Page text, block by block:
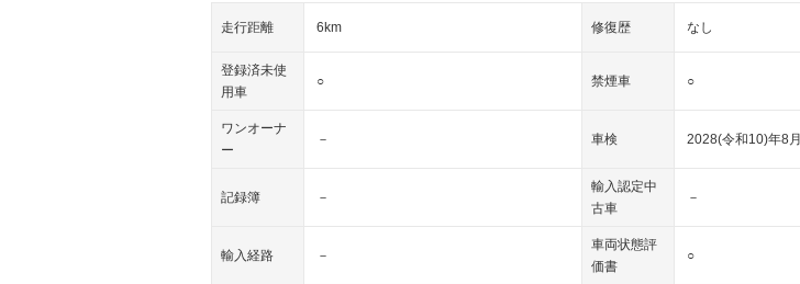
走行距離 6km 修復歴 なし
登録済未使
用車
○ 禁煙車 ○
ワンオーナ
ー
－ 車検 2028(令和10)年8月
記録簿 －
輸入認定中
古車
－
輸入経路 －
車両状態評
価書
○